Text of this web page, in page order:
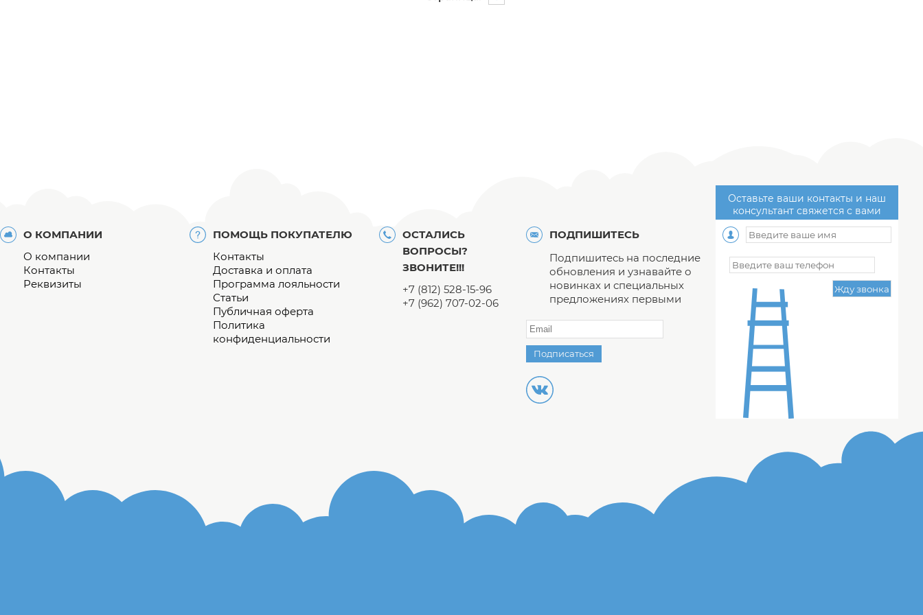
О КОМПАНИИ
О компании
Контакты
Реквизиты
ПОМОЩЬ ПОКУПАТЕЛЮ
Контакты
Доставка и оплата
Программа лояльности
Статьи
Публичная оферта
Политика
конфиденциальности
ОСТАЛИСЬ
ВОПРОСЫ?
ЗВОНИТЕ!!!
+7 (812) 528-15-96
+7 (962) 707-02-06
ПОДПИШИТЕСЬ
Подпишитесь на последние
обновления и узнавайте о
новинках и специальных
предложениях первыми
Подписаться
Оставьте ваши контакты и наш
консультант свяжется с вами